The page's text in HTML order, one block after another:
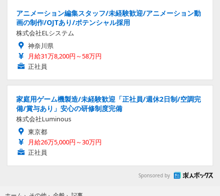
アニメーション編集スタッフ/未経験歓迎/アニメーション動
画の制作/OJTあり/ポテンシャル採用
株式会社ELシステム
神奈川県
月給31万8,200円～58万円
正社員
家庭用ゲーム機製造/未経験歓迎「正社員/週休2日制/空調完
備/賞与あり」安心の研修制度完備
株式会社Luminous
東京都
月給26万5,000円～30万円
正社員
Sponsored by
ホーム › その他 › 全般 ›